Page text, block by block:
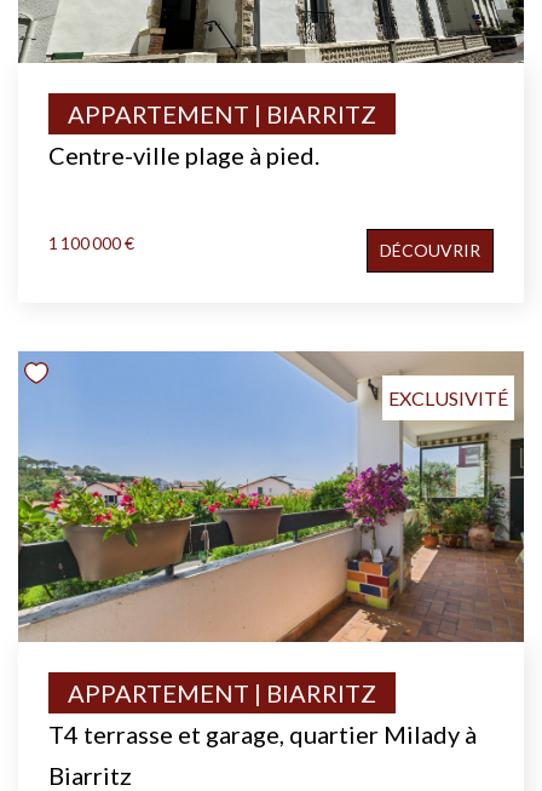
Centre-ville plage à pied.
APPARTEMENT | BIARRITZ
1 100 000 € DÉCOUVRIR
EXCLUSIVITÉ
T4 terrasse et garage, quartier Milady à
Biarritz
APPARTEMENT | BIARRITZ